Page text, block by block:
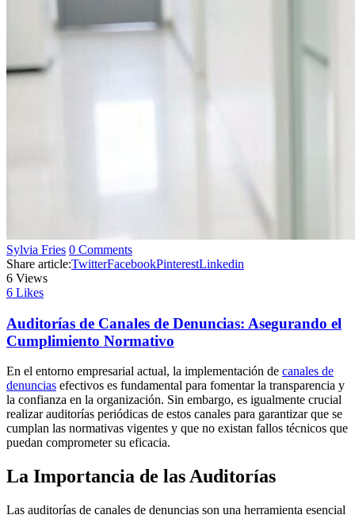
Sylvia Fries 0 Comments
Share article:TwitterFacebookPinterestLinkedin
6 Views
6 Likes
Auditorías de Canales de Denuncias: Asegurando el
Cumplimiento Normativo
En el entorno empresarial actual, la implementación de canales de
denuncias efectivos es fundamental para fomentar la transparencia y
la confianza en la organización. Sin embargo, es igualmente crucial
realizar auditorías periódicas de estos canales para garantizar que se
cumplan las normativas vigentes y que no existan fallos técnicos que
puedan comprometer su eficacia.
La Importancia de las Auditorías
Las auditorías de canales de denuncias son una herramienta esencial